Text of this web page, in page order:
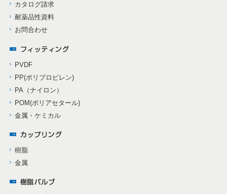
カタログ請求
耐薬品性資料
お問合わせ
PVDF
PP(ポリプロピレン)
PA（ナイロン）
POM(ポリアセタール)
金属・ケミカル
樹脂
金属